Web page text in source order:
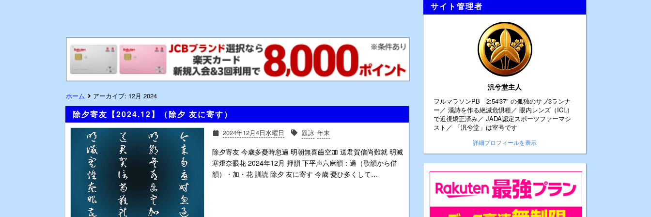
ホーム アーカイブ: 12月 2024
除夕寄友【2024.12】（除夕 友に寄す）
2024年12月4日水曜日 題詠 年末
除夕寄友 今歳多憂時忽過 明朝無喜齒空加 送君賀信尚難就 明滅
寒燈奈眼花 2024年12月 押韻 下平声六麻韻：過（歌韻から借
韻）・加・花 訓読 除夕 友に寄す 今歳 憂ひ多くして…
サイト管理者
汎兮堂主人
フルマラソンPB 2:54'37" の孤独のサブ3ランナ
ー／ 漢詩を作る絶滅危惧種／ 眼内レンズ（ICL）
で近視矯正済み／ JADA認定スポーツファーマシ
スト／ 「汎兮堂」は室号です
詳細プロフィールを表示